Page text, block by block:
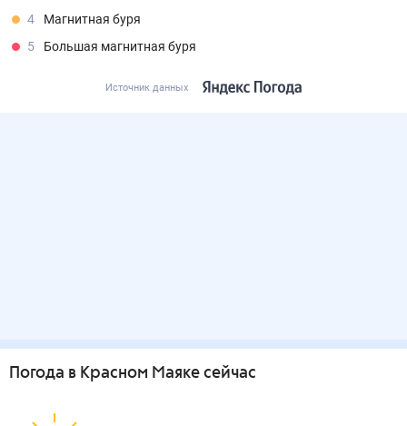
4
Магнитная буря
5
Большая магнитная буря
Источник данных
Погода в Красном Маяке сейчас